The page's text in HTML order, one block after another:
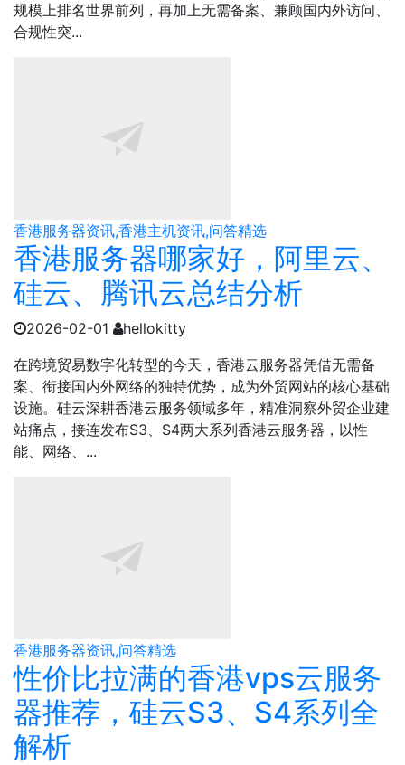
规模上排名世界前列，再加上无需备案、兼顾国内外访问、
合规性突...
香港服务器资讯,香港主机资讯,问答精选
香港服务器哪家好，阿里云、
硅云、腾讯云总结分析
2026-02-01
hellokitty
在跨境贸易数字化转型的今天，香港云服务器凭借无需备
案、衔接国内外网络的独特优势，成为外贸网站的核心基础
设施。硅云深耕香港云服务领域多年，精准洞察外贸企业建
站痛点，接连发布S3、S4两大系列香港云服务器，以性
能、网络、...
香港服务器资讯,问答精选
性价比拉满的香港vps云服务
器推荐，硅云S3、S4系列全
解析